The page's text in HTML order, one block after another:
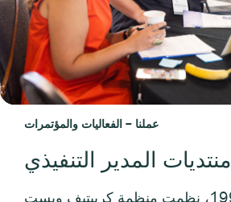
عملنا – الفعاليات والمؤتمرات
منتديات المدير التنفيذي
منذ عام 1996، نظمت منظمة كرييتيف ويست